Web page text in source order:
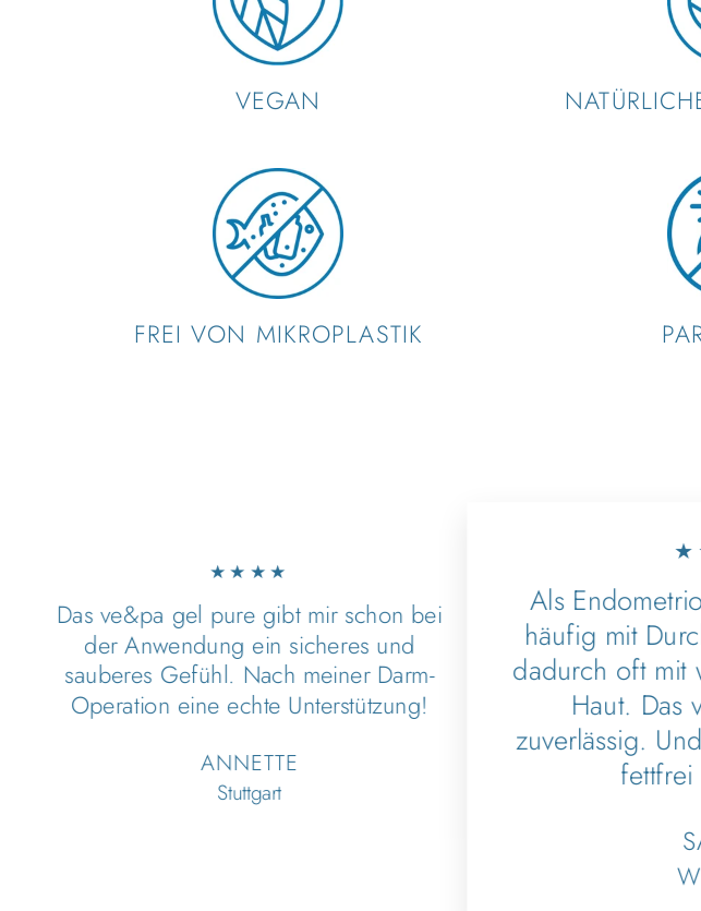
VEGAN
FREI VON MIKROPLASTIK
★★★★
Das ve&pa gel pure gibt mir schon bei
der Anwendung ein sicheres und
sauberes Gefühl. Nach meiner Darm-
Operation eine echte Unterstützung!
ANNETTE
Stuttgart
Als
häufig mit
dadurch oft mit
Haut. Das
zuverlässig.
fettfrei